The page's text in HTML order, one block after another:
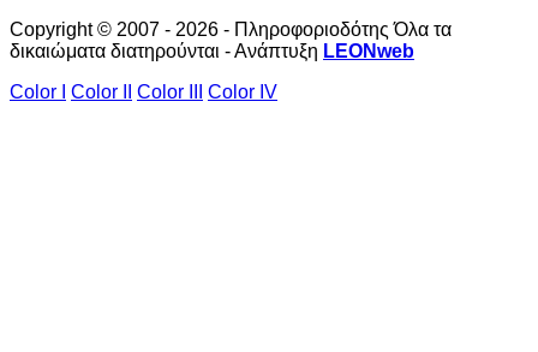
Copyright © 2007 - 2026 - Πληροφοριοδότης Όλα τα
δικαιώματα διατηρούνται - Ανάπτυξη LEONweb
Color I
Color II Color III Color IV